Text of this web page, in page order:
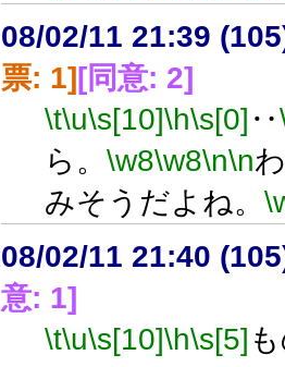
08/02/11 21:39
票: 1][同意: 2]
\t\u\s[10]\h\s[0] ‥
ら。 \w8\w8\n\n
みそうだよね。
08/02/11 21:40
意: 1]
\t\u\s[10]\h\s[5]